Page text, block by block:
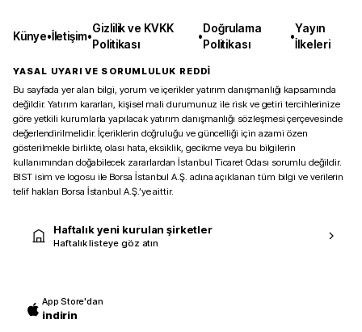
Künye•İletişim•
Gizlilik ve KVKK
Politikası
•
Doğrulama
Politikası
•
Yayın
İlkeleri
YASAL UYARI VE SORUMLULUK REDDİ
Bu sayfada yer alan bilgi, yorum ve içerikler yatırım danışmanlığı kapsamında
değildir. Yatırım kararları, kişisel mali durumunuz ile risk ve getiri tercihlerinize
göre yetkili kurumlarla yapılacak yatırım danışmanlığı sözleşmesi çerçevesinde
değerlendirilmelidir. İçeriklerin doğruluğu ve güncelliği için azami özen
gösterilmekle birlikte, olası hata, eksiklik, gecikme veya bu bilgilerin
kullanımından doğabilecek zararlardan İstanbul Ticaret Odası sorumlu değildir.
BIST isim ve logosu ile Borsa İstanbul A.Ş. adına açıklanan tüm bilgi ve verilerin
telif hakları Borsa İstanbul A.Ş.’ye aittir.
Haftalık yeni kurulan şirketler
Haftalık listeye göz atın
App Store'dan
indirin